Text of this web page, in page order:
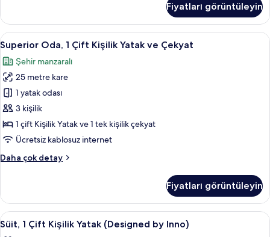
fotoğrafları
görün
Yatak,
Engellilere
Uygun
hakkında
daha
fazla
detay
Fiyatları görüntüleyin
Superior
Oda,
1
Çift
Kişilik
Yatak
ve
Çekyat
tüm
Superior Oda, 1 Çift Kişilik Yatak ve
8
Superior Oda, 1 Çift Kişilik Yatak ve Çekyat
Şehir manzaralı
25 metre kare
1 yatak odası
3 kişilik
1 çift Kişilik Yatak ve 1 tek kişilik çekyat
Ücretsiz kablosuz internet
Daha çok detay
Superior
Kişilik
Yatak
ve
Fiyatları görüntüleyin
Süit,
1
Süit, 1 Çift Kişilik Yatak (Designed by
7
Süit, 1 Çift Kişilik Yatak (Designed by Inno)